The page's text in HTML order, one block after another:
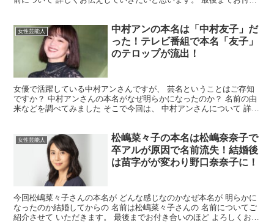
女性芸能人
中村アンの本名は「中村友子」だ
った！テレビ番組で本名「友子」
のテロップが流出！
女優で活躍している中村アンさんですが、 芸名ということはご存知
ですか？ 中村アンさんの本名がなぜ明らかになったのか？ 名前の由
来などを調べてみました そこで今回は、 中村アンさんについて 詳し
女性芸能人
松嶋菜々子の本名は松嶋奈奈子で
卒アルが原因で名前流失！結婚後
は苗字がが変わり野口奈奈子に！
今回松嶋菜々子さんの本名が どんな感じなのかなぜ本名が 明らかに
なったのか結婚してからの 名前は松嶋菜々子さんの 名前についてご
紹介させて いただきます。 最後までお付き合いのほど よろしくお願